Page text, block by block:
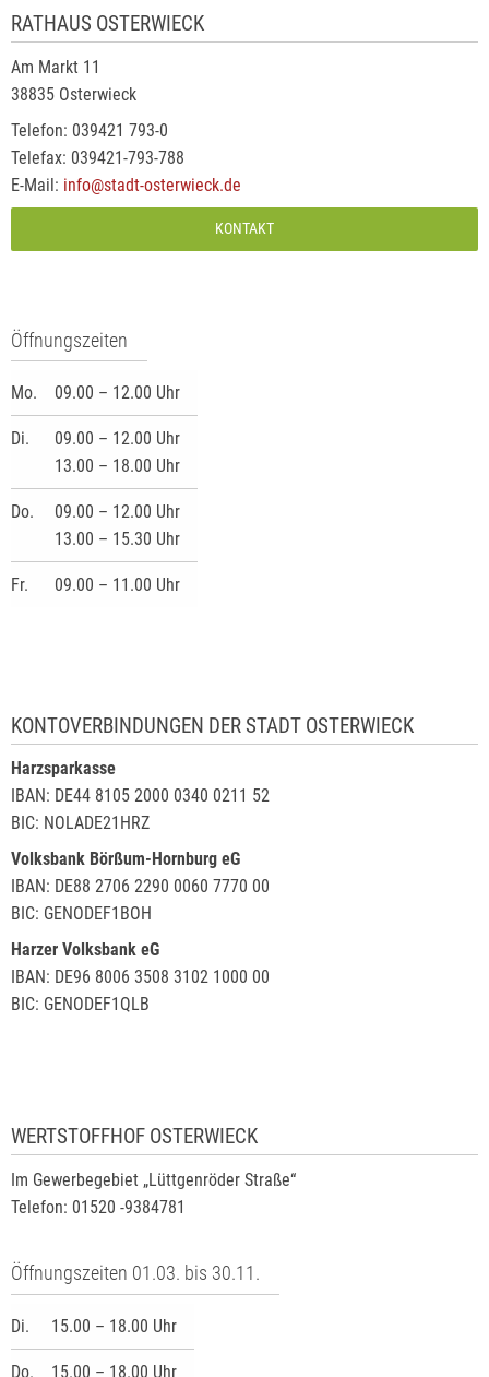
RATHAUS OSTERWIECK
Am Markt 11
38835 Osterwieck
Telefon: 039421 793-0
Telefax: 039421-793-788
E-Mail: info@stadt-osterwieck.de
KONTAKT
Öffnungszeiten
Mo. 09.00 – 12.00 Uhr
Di.
09.00 – 12.00 Uhr
13.00 – 18.00 Uhr
Do.
09.00 – 12.00 Uhr
13.00 – 15.30 Uhr
Fr. 09.00 – 11.00 Uhr
KONTOVERBINDUNGEN DER STADT OSTERWIECK
Harzsparkasse
IBAN: DE44 8105 2000 0340 0211 52
BIC: NOLADE21HRZ
Volksbank Börßum-Hornburg eG
IBAN: DE88 2706 2290 0060 7770 00
BIC: GENODEF1BOH
Harzer Volksbank eG
IBAN: DE96 8006 3508 3102 1000 00
BIC: GENODEF1QLB
WERTSTOFFHOF OSTERWIECK
Im Gewerbegebiet „Lüttgenröder Straße“
Telefon: 01520 -9384781
Öffnungszeiten 01.03. bis 30.11.
Di. 15.00 – 18.00 Uhr
Do. 15.00 – 18.00 Uhr